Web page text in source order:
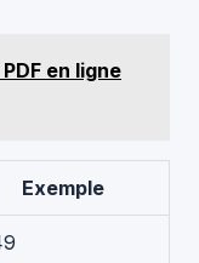
en ligne
Exemple